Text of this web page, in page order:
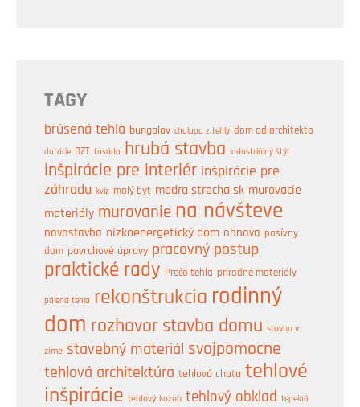
TAGY
brúsená tehla bungalov chalupa z tehly dom od architekta
dotácie DZT fasáda hrubá stavba industriálny štýl
inšpirácie pre interiér inšpirácie pre
záhradu
kvíz malý byt modra strecha sk murovacie
materiály murovanie na návšteve
novostavba nízkoenergetický dom obnova pasívny
dom povrchové úpravy pracovný postup
praktické rady Prečo tehla prírodné materiály
pálená tehla rekonštrukcia rodinný
dom rozhovor stavba domu stavba v
zime stavebný materiál svojpomocne
tehlová architektúra tehlová chata tehlové
inšpirácie tehlový kozub tehlový obklad tepelná